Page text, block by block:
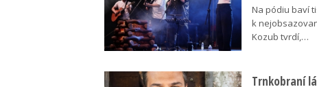
Na pódiu baví
k
Kozub tvrdí,…
Trnkobraní